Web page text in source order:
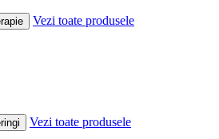
Vezi toate produsele
Vezi toate produsele